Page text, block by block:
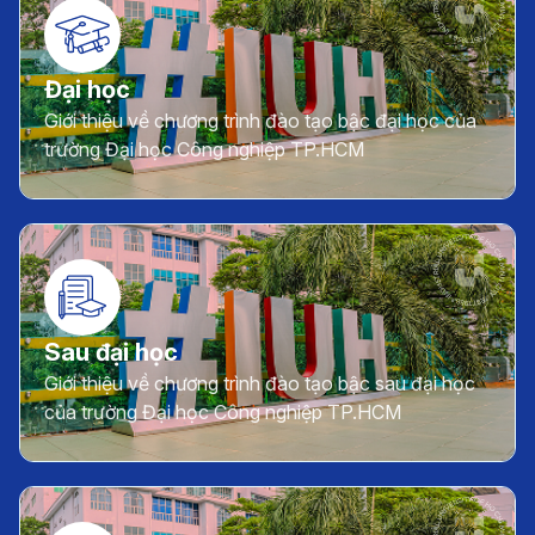
Đại học
Giới thiệu về chương trình đào tạo bậc đại học của
trường Đại học Công nghiệp TP.HCM
Sau đại học
Giới thiệu về chương trình đào tạo bậc sau đại học
của trường Đại học Công nghiệp TP.HCM